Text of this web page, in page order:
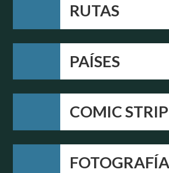
RUTAS
PAÍSES
COMIC STRIP